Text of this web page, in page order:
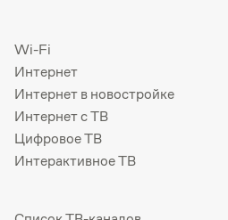
Wi-Fi
Интернет
Интернет в новостройке
Интернет с ТВ
Цифровое ТВ
Интерактивное ТВ